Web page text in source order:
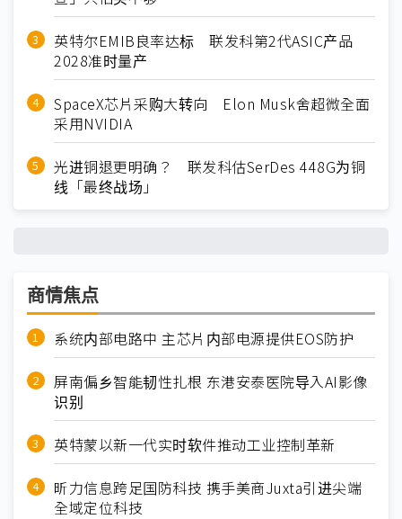
英特尔EMIB良率达标 联发科第2代ASIC产品
2028准时量产
SpaceX芯片采购大转向 Elon Musk舍超微全面
采用NVIDIA
光进铜退更明确？ 联发科估SerDes 448G为铜
线「最终战场」
商情焦点
系统内部电路中 主芯片内部电源提供EOS防护
屏南偏乡智能韧性扎根 东港安泰医院导入AI影像
识别
英特蒙以新一代实时软件推动工业控制革新
昕力信息跨足国防科技 携手美商Juxta引进尖端
全域定位科技